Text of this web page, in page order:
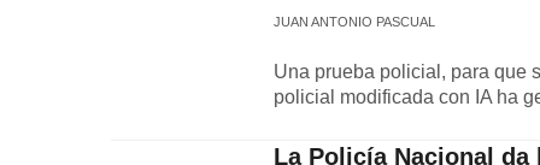
JUAN ANTONIO PASCUAL
Una prueba policial, para que
policial modificada con IA ha
La Policía Nacional